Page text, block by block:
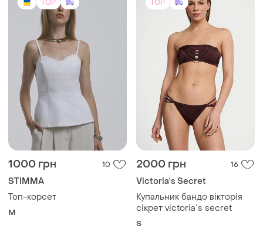
TOP
1000 грн 10
STIMMA
Топ-корсет
M
TOP
2000 грн 16
Victoria's Secret
Купальник бандо вікторія
сікрет victoria´s secret
S